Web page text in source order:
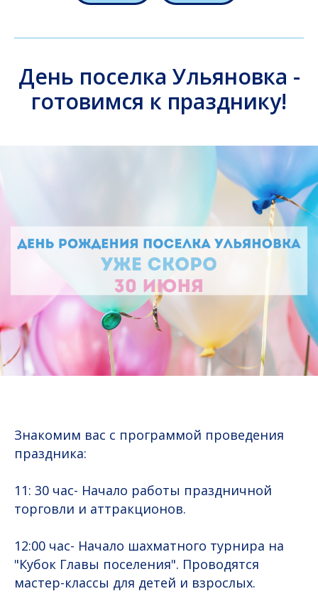
День поселка Ульяновка -
готовимся к празднику!
Знакомим вас с программой проведения
праздника:
11: 30 час- Начало работы праздничной
торговли и аттракционов.
12:00 час- Начало шахматного турнира на
"Кубок Главы поселения". Проводятся
мастер-классы для детей и взрослых.